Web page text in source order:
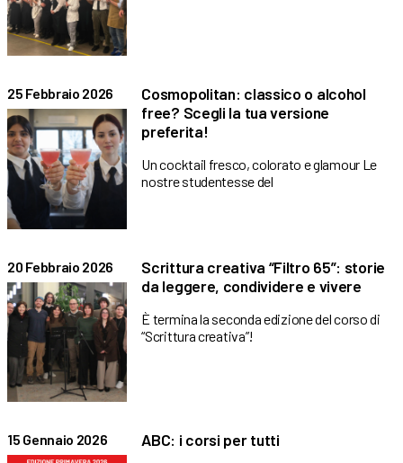
25 Febbraio 2026
Cosmopolitan: classico o alcohol
free? Scegli la tua versione
preferita!
Un cocktail fresco, colorato e glamour Le
nostre studentesse del
20 Febbraio 2026
Scrittura creativa “Filtro 65”: storie
da leggere, condividere e vivere
È termina la seconda edizione del corso di
“Scrittura creativa”!
15 Gennaio 2026 ABC: i corsi per tutti